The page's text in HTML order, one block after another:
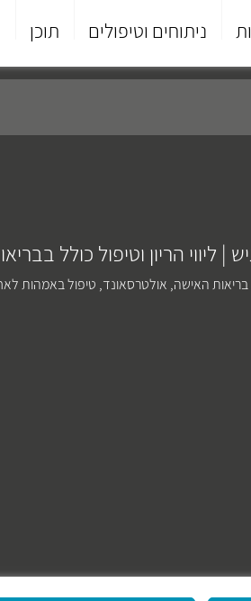
ניתוחים וטיפולים תוכן
| ליווי הריון וטיפול כולל
בריאות האישה, אולטרסאונד, טיפול באמהות